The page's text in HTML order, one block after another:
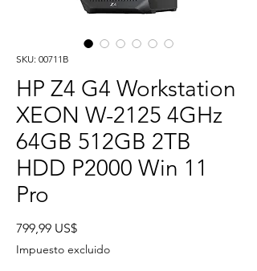
SKU: 00711B
HP Z4 G4 Workstation
XEON W-2125 4GHz
64GB 512GB 2TB
HDD P2000 Win 11
Pro
799,99 US$Precio
Impuesto excluido